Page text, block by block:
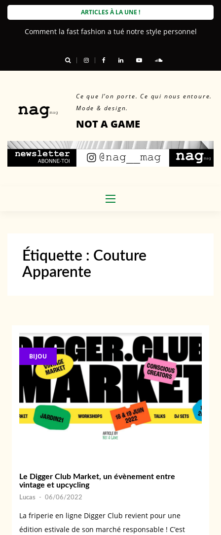
Skip
ARTICLES À LA UNE !
Comment la fast fashion a tué notre style personnel
Ce que l’on porte. Ce qui nous entoure.
Mode & design.
NOT A GAME
Étiquette : Couture
Apparente
BIJOU
Le Digger Club Market, un évènement entre
vintage et upcycling
Lucas - 06/06/2022
La friperie en ligne Digger Club revient pour une
édition estivale de son marché responsable ! C’est